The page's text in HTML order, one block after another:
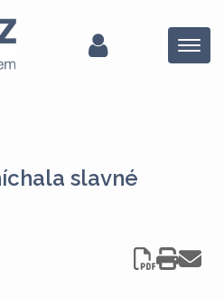
Menu
slavné